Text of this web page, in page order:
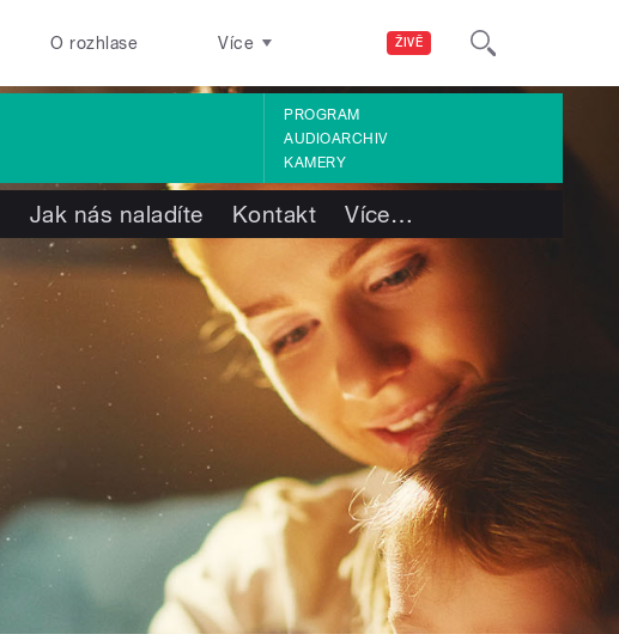
ŽIVĚ
O rozhlase Více
PROGRAM
AUDIOARCHIV
KAMERY
Jak nás naladíte Kontakt Více…